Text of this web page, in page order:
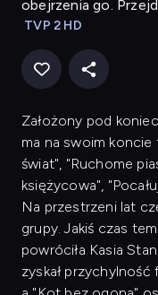
obejrzenia go.
TVP 2 HD
Założony pod
ma na swoim koncie
świat", "Ruchome
księżycowa",
Na przestrzeni lat
grupy. Jakiś czas
powróciła Kasia
zyskał